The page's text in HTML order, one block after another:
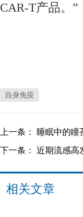
CAR-T产品。”
自身免疫
上一条： 睡眠中的瞳
下一条： 近期流感高
相关文章